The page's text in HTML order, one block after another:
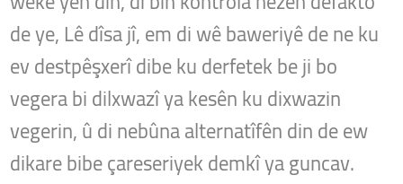
de ye, Lê dîsa jî, em di wê baweriyê de ne ku
ev destpêşxerî dibe ku derfetek be ji bo
vegera bi dilxwazî ​​ya kesên ku dixwazin
vegerin, û di nebûna alternatîfên din de ew
dikare bibe çareseriyek demkî ya guncav.